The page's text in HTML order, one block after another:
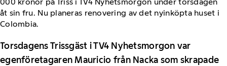
Torsdagens Trissgäst i TV4 Nyhetsmorgon var
egenföretagaren Mauricio från Nacka som skrapade